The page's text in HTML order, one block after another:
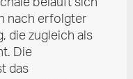
beläuft sich
nach erfolgter
die zugleich als
Die
das